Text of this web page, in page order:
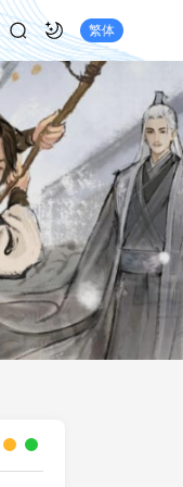
繁体